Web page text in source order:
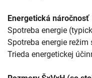
Energetická náročnosť
Spotreba energie
Spotreba energie režim
Trieda energetickej